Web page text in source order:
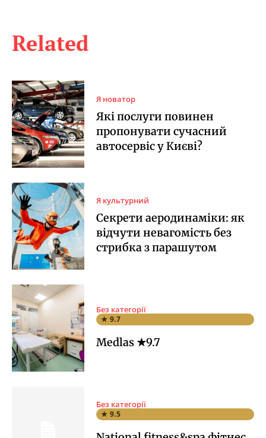
Related
Я новатор
Які послуги повинен
пропонувати сучасний
автосервіс у Києві?
Я культурний
Секрети аеродинаміки: як
відчути невагомість без
стрибка з парашутом
Без категорії
★ 9.7
Medlas ★9.7
Без категорії
★ 9.5